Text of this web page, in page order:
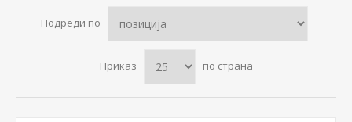
Подреди по
Приказ по страна